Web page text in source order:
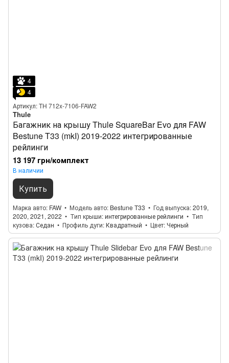
4
4
Артикул: TH 712x-7106-FAW2
Thule
Багажник на крышу Thule SquareBar Evo для FAW
Bestune T33 (mkI) 2019-2022 интегрированные
рейлинги
13 197 грн/комплект
В наличии
Купить
Марка авто FAW Модель авто Bestune T33 Год выпуска 2019,
2020, 2021, 2022
Тип крыши интегрированные рейлинги
Тип
кузова Седан Профиль дуги Квадратный Цвет Черный